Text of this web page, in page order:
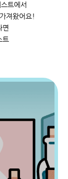
트에서
져왔어요!
면
트